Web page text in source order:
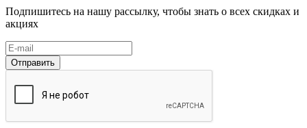
Подпишитесь на нашу рассылку, чтобы знать о всех скидках и
акциях
Отправить